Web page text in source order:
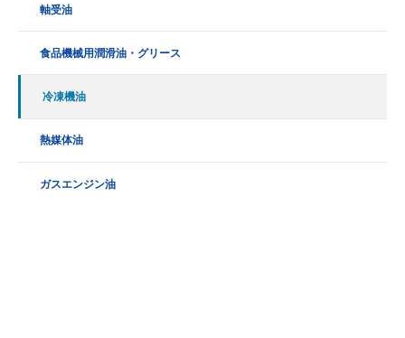
軸受油
食品機械用潤滑油・グリース
冷凍機油
熱媒体油
ガスエンジン油